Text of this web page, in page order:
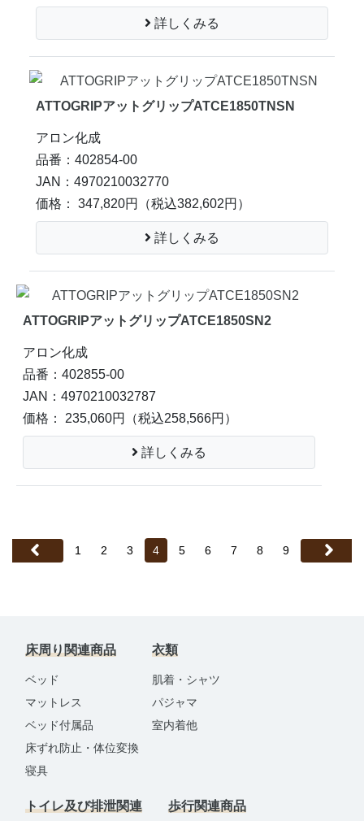
詳しくみる
ATTOGRIPアットグリップATCE1850TNSN
アロン化成
品番：402854-00
JAN：4970210032770
価格： 347,820円
（税込382,602円）
詳しくみる
ATTOGRIPアットグリップATCE1850SN2
アロン化成
品番：402855-00
JAN：4970210032787
価格： 235,060円
（税込258,566円）
詳しくみる
1 2 3 4 5 6 7 8 9
床周り関連商品
ベッド
マットレス
ベッド付属品
床ずれ防止・体位変換
寝具
衣類
肌着・シャツ
パジャマ
室内着他
トイレ及び排泄関連 歩行関連商品